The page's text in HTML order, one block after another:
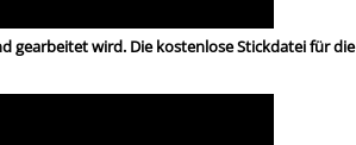
gearbeitet wird. Die kostenlose Stickdatei für die